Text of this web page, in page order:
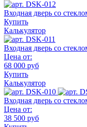
Входная дверь со
Купить
Калькулятор
Входная дверь со
Цена от:
68 000 руб
Купить
Калькулятор
Входная дверь со
Цена от:
38 500 руб